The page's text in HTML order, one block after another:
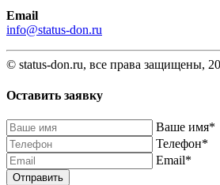
Email
info@status-don.ru
© status-don.ru, все права защищены,
Оставить заявку
Baшe имя*
Телефон*
Email*